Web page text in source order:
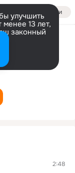
Войти
улучшить
13 лет,
законный
2:48